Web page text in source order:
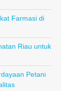
Farmasi di
Riau untuk
Petani